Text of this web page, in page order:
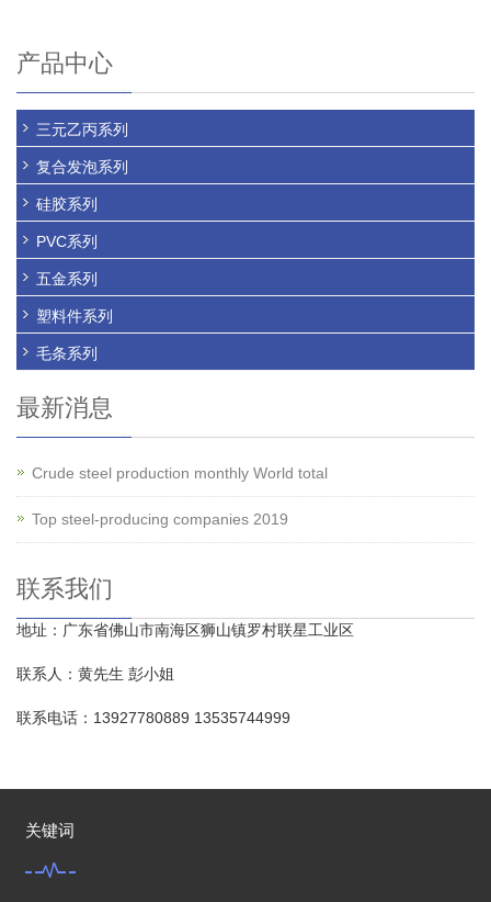
产品中心
三元乙丙系列
复合发泡系列
硅胶系列
PVC系列
五金系列
塑料件系列
毛条系列
最新消息
Crude steel production monthly World total
Top steel-producing companies 2019
联系我们
地址：广东省佛山市南海区狮山镇罗村联星工业区
联系人：黄先生 彭小姐
联系电话：13927780889 13535744999
关键词